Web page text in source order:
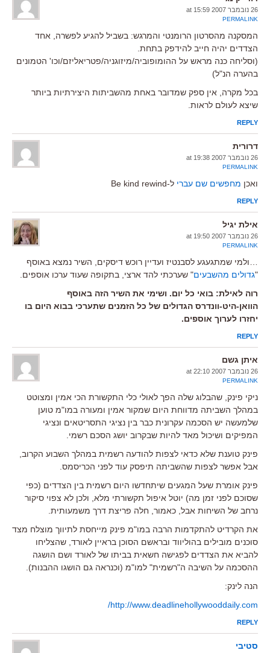
26 נובמבר 2007 at 15:59
PERMALINK
המסקנה מהסרטון הרומנטי והמרגש: בשביל להגיע לפשרה, אחד
הצדדים יהיה חייב להידפק בתחת.
(וסליחה כנה מראש על ההומופוביה/מיזוגניה/פטריאליזם/וכו' הטמונים
בהערה הנ"ל)
בכל מקרה, אין ספק שמדובר באחת מהשביתות היצירתיות ביותר
שיצא לעולם לראות.
REPLY
דרורית
26 נובמבר 2007 at 19:38
PERMALINK
ואכן מחפשים שם עברי ל-Be kind rewind
REPLY
אילת יגיל
26 נובמבר 2007 at 19:50
PERMALINK
…ולמי שמתגעגע לסבנטיז ועדיין רוכש דיסקים, השיר נמצא באוסף
"גדולים מהשבעים" שערכתי להד ארצי, בתקופה שעוד ערכו אוספים.
רוה לאילת: בואי כל יום. ושימי את השיר הזה באוסף
הוואן-היט-וונדרס הגדולים של כל הזמנים שתערכי בבוא היום בו
יחזרו לערוך אוספים.
REPLY
איתן גשם
26 נובמבר 2007 at 22:10
PERMALINK
ניקי פינק, שהבלוג שלה הפך לאולי כלי התקשורת הכי אמין ומצוטט
במהלך השביתה מדווחת היום שמקור אמין ומעורה במו"מ טוען
שלמעשה יש הסכמה עקרונית כבר בין נציגי התסריטאים ונציגי
המפיקים ושיכול מאד להיות שבקרוב יושג הסכם רשמי.
פינק טוענת שלא כדאי לצפות להודעה רשמית במהלך השבוע הקרוב,
אבל אפשר לצפות שהשביתה תיפסק עוד לפני הכריסמס.
פינק אומרת שעל המגעים שיתחדשו היום רשמית בין הצדדים (כפי
שסוכם לפני זמן מה) יוטל איפול תקשורתי מלא, ולכן לא צפוי סיקור
נרחב של השיחות אבל, כאמור, חלה פריצת דרך משמעותית.
את הקרדיט להתקדמות הרבה במו"מ פינק מייחסת לתיווך מוצלח מצד
סוכנים מובילים בהוליווד ובראשם הסוכן בראיין לאורד, שהצליחו
להביא את הצדדים לפגישה חשאית בביתו של לאורד ושם הושגה
ההסכמה על השיבה ה"רשמית" למו"מ (וכנראה גם הושגו ההבנות).
הנה לינק:
http://www.deadlinehollywooddaily.com/
REPLY
סטיבי